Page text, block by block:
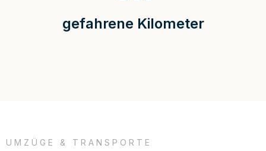
gefahrene Kilometer
UMZÜGE & TRANSPORTE